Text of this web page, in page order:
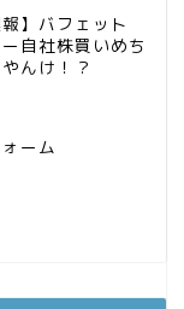
】バフェット
自社株買いめち
んけ！？
ーム